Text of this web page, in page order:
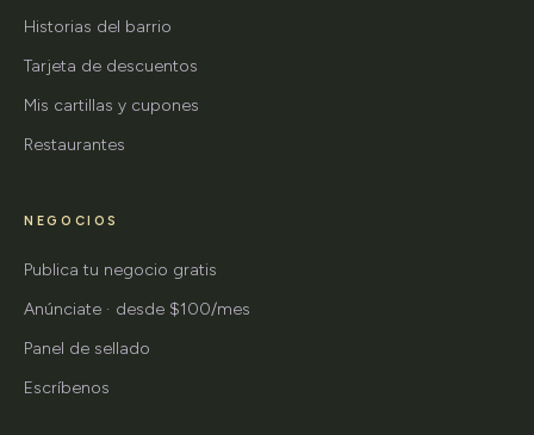
Historias del barrio
Tarjeta de descuentos
Mis cartillas y cupones
Restaurantes
NEGOCIOS
Publica tu negocio gratis
Anúnciate · desde $100/mes
Panel de sellado
Escríbenos